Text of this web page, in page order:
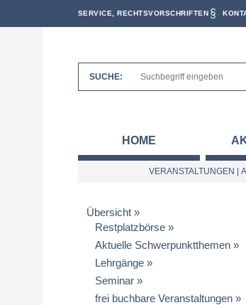
SERVICE, RECHTSVORSCHRIFTEN
SUCHE:
HOME
VERANSTALTUNGEN
Übersicht
Restplatzbörse
Aktuelle Schwerpunktthemen
Lehrgänge
Seminar
frei buchbare Veranstaltungen